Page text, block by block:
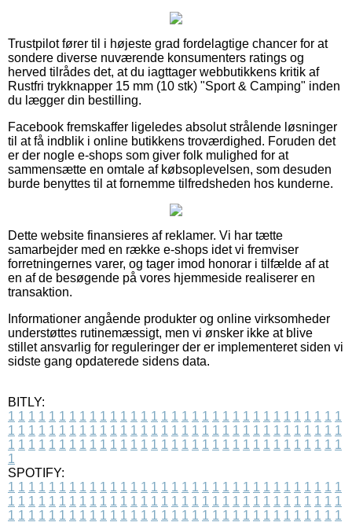
Trustpilot fører til i højeste grad fordelagtige chancer for at
sondere diverse nuværende konsumenters ratings og
herved tilrådes det, at du iagttager webbutikkens kritik af
Rustfri trykknapper 15 mm (10 stk) "Sport & Camping" inden
du lægger din bestilling.
Facebook fremskaffer ligeledes absolut strålende løsninger
til at få indblik i online butikkens troværdighed. Foruden det
er der nogle e-shops som giver folk mulighed for at
sammensætte en omtale af købsoplevelsen, som desuden
burde benyttes til at fornemme tilfredsheden hos kunderne.
Dette website finansieres af reklamer. Vi har tætte
samarbejder med en række e-shops idet vi fremviser
forretningernes varer, og tager imod honorar i tilfælde af at
en af de besøgende på vores hjemmeside realiserer en
transaktion.
Informationer angående produkter og online virksomheder
understøttes rutinemæssigt, men vi ønsker ikke at blive
stillet ansvarlig for reguleringer der er implementeret siden vi
sidste gang opdaterede sidens data.
BITLY:
1 1 1 1 1 1 1 1 1 1 1 1 1 1 1 1 1 1 1 1 1 1 1 1 1 1 1 1 1 1 1 1 1
1 1 1 1 1 1 1 1 1 1 1 1 1 1 1 1 1 1 1 1 1 1 1 1 1 1 1 1 1 1 1 1 1
1 1 1 1 1 1 1 1 1 1 1 1 1 1 1 1 1 1 1 1 1 1 1 1 1 1 1 1 1 1 1 1 1
1
SPOTIFY:
1 1 1 1 1 1 1 1 1 1 1 1 1 1 1 1 1 1 1 1 1 1 1 1 1 1 1 1 1 1 1 1 1
1 1 1 1 1 1 1 1 1 1 1 1 1 1 1 1 1 1 1 1 1 1 1 1 1 1 1 1 1 1 1 1 1
1 1 1 1 1 1 1 1 1 1 1 1 1 1 1 1 1 1 1 1 1 1 1 1 1 1 1 1 1 1 1 1 1